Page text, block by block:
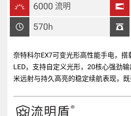
6000 流明
570h
奈特科尔EX7可变光形高性能手电，
LED，支持自定义光形，20核心强劲
米远射与持久高亮的稳定续航表现，既